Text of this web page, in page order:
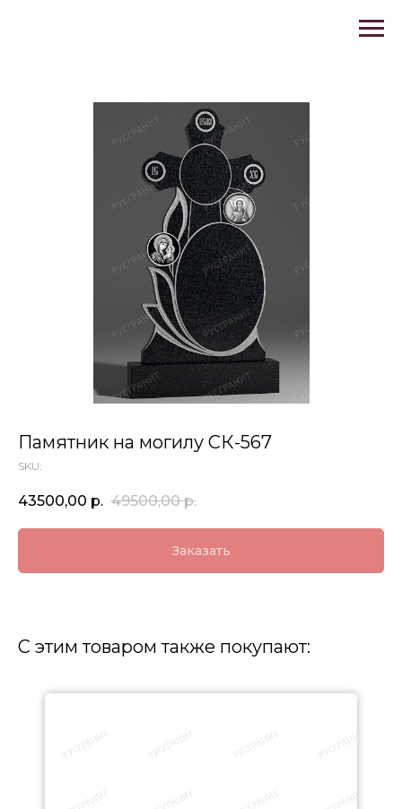
Памятник на могилу СК-567
SKU:
43500,00 р. 49500,00 р.
Заказать
С этим товаром также покупают: